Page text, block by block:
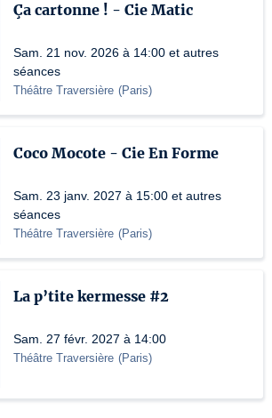
Ça cartonne ! - Cie Matic
Sam. 21 nov. 2026 à 14:00 et autres
séances
Théâtre Traversière (Paris)
Coco Mocote - Cie En Forme
Sam. 23 janv. 2027 à 15:00 et autres
séances
Théâtre Traversière (Paris)
La p’tite kermesse #2
Sam. 27 févr. 2027 à 14:00
Théâtre Traversière (Paris)